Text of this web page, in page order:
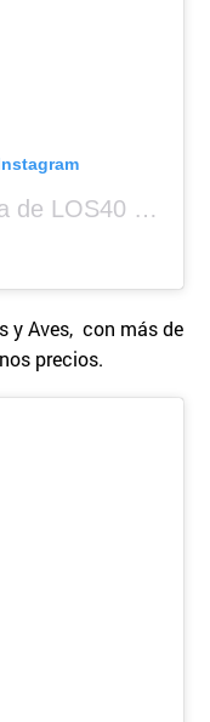
Una publicación compartida de LOS40 Panamá 🇵🇦 🎙️🎶 (@los40panama)
y Aves, con más de
precios.